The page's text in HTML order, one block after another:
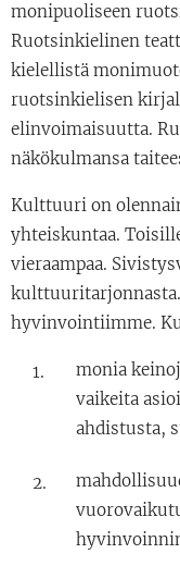
monipuoliseen
Ruotsinkielinen
kielellistä
ruotsinkielisen
elinvoimaisuutta.
näkökulmansa
Kulttuuri on
yhteiskuntaa.
vieraampaa.
hyvinvointiimme.
monia
vaikeita
ahdistusta,